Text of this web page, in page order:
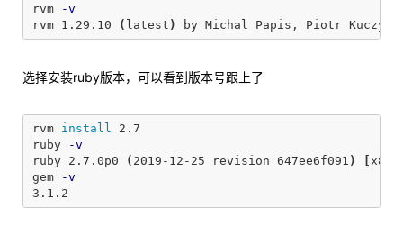
rvm
-v
rvm 1.29.10
( latest ) by Michal Papis, Piotr
选择安装ruby版本，可以看到版本号跟上了
rvm install 2.7
ruby
-v
ruby 2.7.0p0
( 2019-12-25 revision 647ee6f091 )
gem
-v